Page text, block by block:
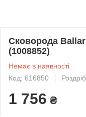
Сковорода
(1008852)
Немає в наявності
Код: 616850
Роздріб
1 756 ₴